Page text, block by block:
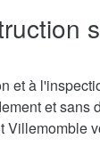
et à
et sans